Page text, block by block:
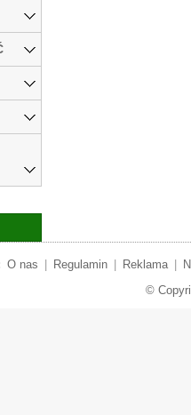
O nas Regulamin Reklama
©